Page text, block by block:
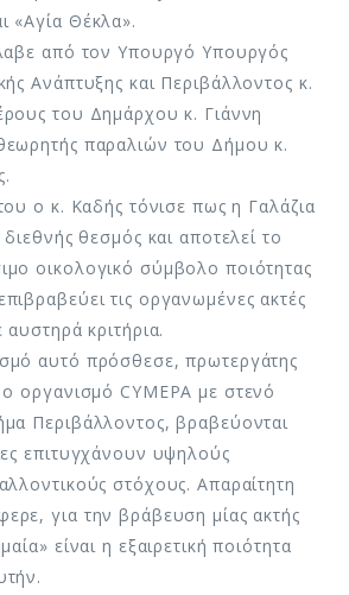
«Αγία Θέκλα».
από τον Υπουργό Υπουργός
Ανάπτυξης και Περιβάλλοντος κ.
του Δημάρχου κ. Γιάννη
παραλιών του Δήμου κ.
ο κ. Καδής τόνισε πως η Γαλάζια
διεθνής θεσμός και αποτελεί το
οικολογικό σύμβολο ποιότητας
τις οργανωμένες ακτές
κριτήρια.
αυτό πρόσθεσε, πρωτεργάτης
οργανισμό CYMEPA με στενό
Περιβάλλοντος, βραβεύονται
επιτυγχάνουν υψηλούς
στόχους. Απαραίτητη
για την βράβευση μίας ακτής
είναι η εξαιρετική ποιότητα